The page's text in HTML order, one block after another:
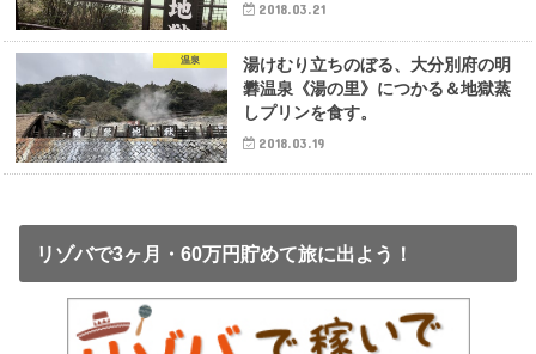
2018.03.21
温泉
湯けむり立ちのぼる、大分別府の明
礬温泉《湯の里》につかる＆地獄蒸
しプリンを食す。
2018.03.19
リゾバで3ヶ月・60万円貯めて旅に出よう！